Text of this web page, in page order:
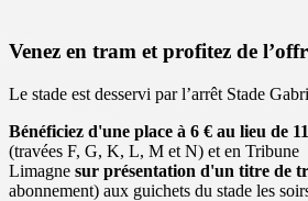
Venez en tram et profitez de
Le stade est desservi par l’arrêt Stade
Bénéficiez d'une place à 6 € au lieu de
(travées F, G, K, L, M et N) et en Tribune
Limagne sur présentation d'un titre de
abonnement) aux guichets du stade les